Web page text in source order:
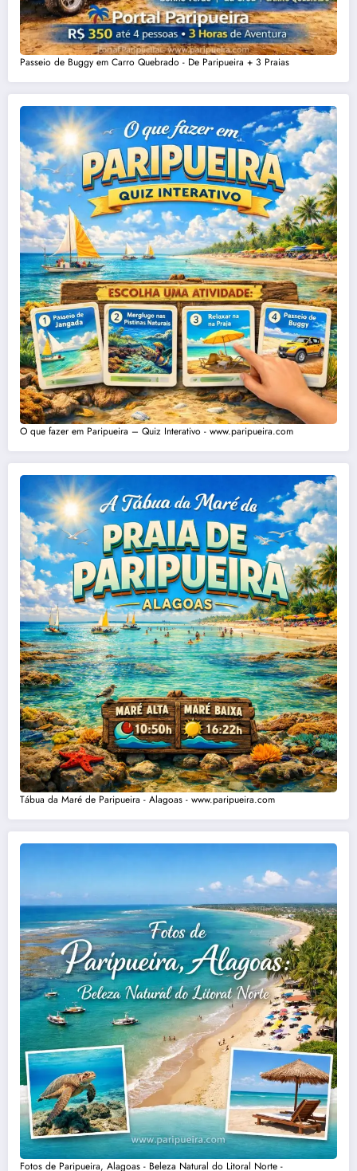
Passeio de Buggy em Carro Quebrado - De Paripueira + 3 Praias
O que fazer em Paripueira – Quiz Interativo - www.paripueira.com
Tábua da Maré de Paripueira - Alagoas - www.paripueira.com
Fotos de Paripueira, Alagoas - Beleza Natural do Litoral Norte -